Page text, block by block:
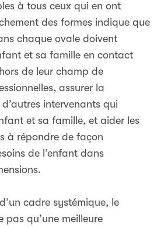
à tous ceux qui en ont
des formes indique que
chaque ovale doivent
et sa famille en contact
de leur champ de
assurer la
intervenants qui
et sa famille, et aider les
à répondre de façon
de l’enfant dans
d’un cadre systémique, le
pas qu’une meilleure